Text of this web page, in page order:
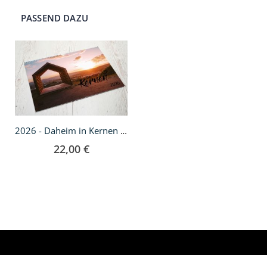
PASSEND DAZU
2026 - Daheim in Kernen Wandkalender
22,00 €
In
den
Warenkorb